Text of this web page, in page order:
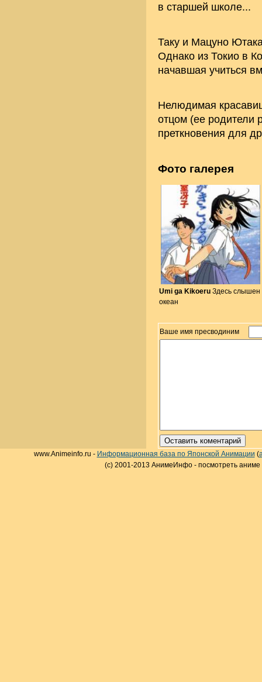
в старшей школе...
Таку и Мацуно
Однако из Токио в
начавшая учиться
Нелюдимая
отцом (ее родители
преткновения для
Фото галерея
Umi ga Kikoeru Здесь слышен
океан
Ваше имя пресводиним
www.Animeinfo.ru - Информационная база по Японской Анимации (
(c) 2001-2013 АнимеИнфо - посмотреть аниме